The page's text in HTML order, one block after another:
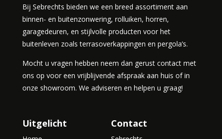
Bij Sebrechts bieden we een breed assortiment aan
binnen- en buitenzonwering, rolluiken, horren,
garagedeuren, en stijlvolle producten voor het
buitenleven zoals terrasoverkappingen en pergola’s.
Mocht u vragen hebben neem dan gerust contact met
ons op voor een vrijblijvende afspraak aan huis of in
onze showroom. We adviseren en helpen u graag!
Uitgelicht Contact